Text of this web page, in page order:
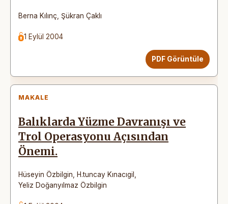
Berna Kılınç Şükran Çaklı
1 Eylül 2004
PDF Görüntüle
MAKALE
Balıklarda Yüzme Davranışı ve
Trol Operasyonu Açısından
Önemi.
Hüseyin Özbilgin H.tuncay Kınacıgil
Yeliz Doğanyılmaz Özbilgin